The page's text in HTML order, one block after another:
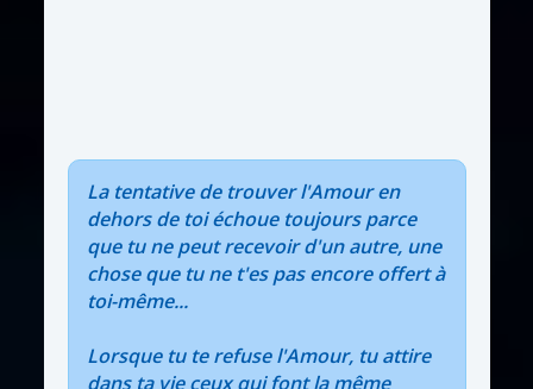
La tentative de trouver l'Amour en
dehors de toi échoue toujours parce
que tu ne peut recevoir d'un autre, une
chose que tu ne t'es pas encore offert à
toi-même...
Lorsque tu te refuse l'Amour, tu attire
dans ta vie ceux qui font la même